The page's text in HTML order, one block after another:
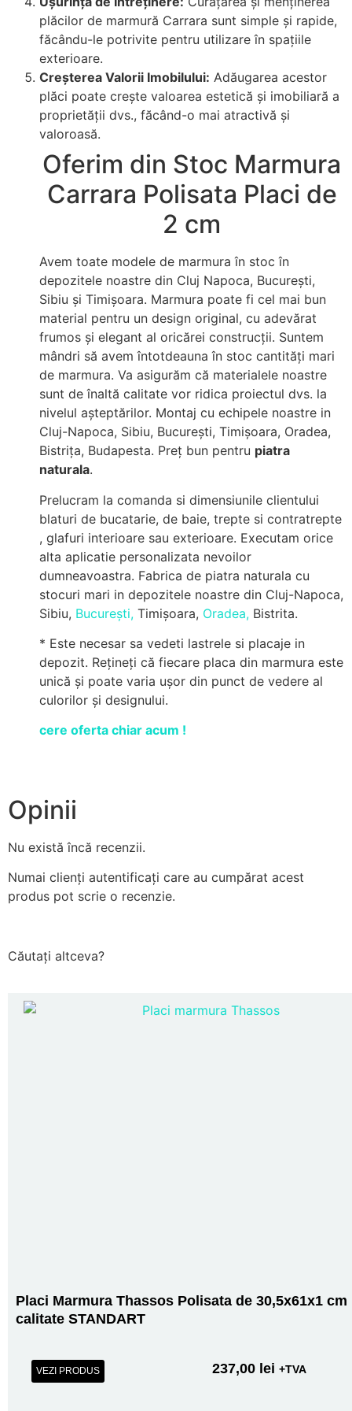
plăcilor de marmură Carrara sunt simple și rapide,
făcându-le potrivite pentru utilizare în spațiile
exterioare.
Creșterea Valorii Imobilului: Adăugarea acestor
plăci poate crește valoarea estetică și imobiliară a
proprietății dvs., făcând-o mai atractivă și
valoroasă.
Oferim din Stoc Marmura
Carrara Polisata Placi de
2 cm
Avem toate modele de marmura în stoc în
depozitele noastre din Cluj Napoca, București,
Sibiu și Timișoara. Marmura poate fi cel mai bun
material pentru un design original, cu adevărat
frumos și elegant al oricărei construcții. Suntem
mândri să avem întotdeauna în stoc cantități mari
de marmura. Va asigurăm că materialele noastre
sunt de înaltă calitate vor ridica proiectul dvs. la
nivelul așteptărilor. Montaj cu echipele noastre in
Cluj-Napoca, Sibiu, București, Timișoara, Oradea,
Bistrița, Budapesta. Preț bun pentru piatra
naturala.
Prelucram la comanda si dimensiunile clientului
blaturi de bucatarie, de baie, trepte si contratrepte
, glafuri interioare sau exterioare. Executam orice
alta aplicatie personalizata nevoilor
dumneavoastra. Fabrica de piatra naturala cu
stocuri mari in depozitele noastre din Cluj-Napoca,
Sibiu, București, Timișoara, Oradea, Bistrita.
* Este necesar sa vedeti lastrele si placaje in
depozit. Rețineți că fiecare placa din marmura este
unică și poate varia ușor din punct de vedere al
culorilor și designului.
cere oferta chiar acum !
Opinii
Nu există încă recenzii.
Numai clienți autentificați care au cumpărat acest
produs pot scrie o recenzie.
Căutați altceva?
Placi Marmura Thassos Polisata de 30,5x61x1 cm
calitate STANDART
VEZI PRODUS 237,00 lei +TVA